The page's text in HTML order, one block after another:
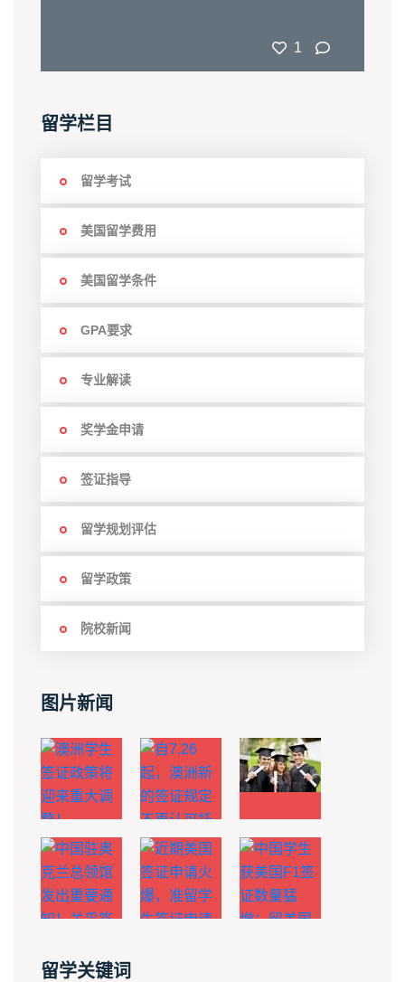
1
留学栏目
留学考试
美国留学费用
美国留学条件
GPA要求
专业解读
奖学金申请
签证指导
留学规划评估
留学政策
院校新闻
图片新闻
留学关键词